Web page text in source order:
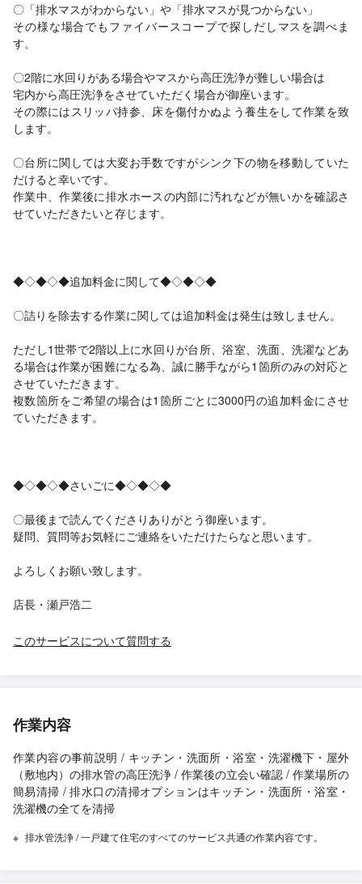
〇「排水マスがわからない」や「排水マスが見つからない」
その様な場合でもファイバースコープで探しだしマスを調べま
す。
〇2階に水回りがある場合やマスから高圧洗浄が難しい場合は
宅内から高圧洗浄をさせていただく場合が御座います。
その際にはスリッパ持参、床を傷付かぬよう養生をして作業を致
します。
〇台所に関しては大変お手数ですがシンク下の物を移動していた
だけると幸いです。
作業中、作業後に排水ホースの内部に汚れなどが無いかを確認さ
せていただきたいと存じます。
◆◇◆◇◆追加料金に関して◆◇◆◇◆
〇詰りを除去する作業に関しては追加料金は発生は致しません。
ただし1世帯で2階以上に水回りが台所、浴室、洗面、洗濯などあ
る場合は作業が困難になる為、誠に勝手ながら1箇所のみの対応と
させていただきます。
複数箇所をご希望の場合は1箇所ごとに3000円の追加料金にさせ
ていただきます。
◆◇◆◇◆さいごに◆◇◆◇◆
〇最後まで読んでくださりありがとう御座います。
疑問、質問等お気軽にご連絡をいただけたらなと思います。
よろしくお願い致します。
店長・瀬戸浩二
このサービスについて質問する
作業内容
作業内容の事前説明 / キッチン・洗面所・浴室・洗濯機下・屋外
（敷地内）の排水管の高圧洗浄 / 作業後の立会い確認 / 作業場所の
簡易清掃 / 排水口の清掃オプションはキッチン・洗面所・浴室・
洗濯機の全てを清掃
排水管洗浄 / 一戸建て住宅のすべてのサービス共通の作業内容です。